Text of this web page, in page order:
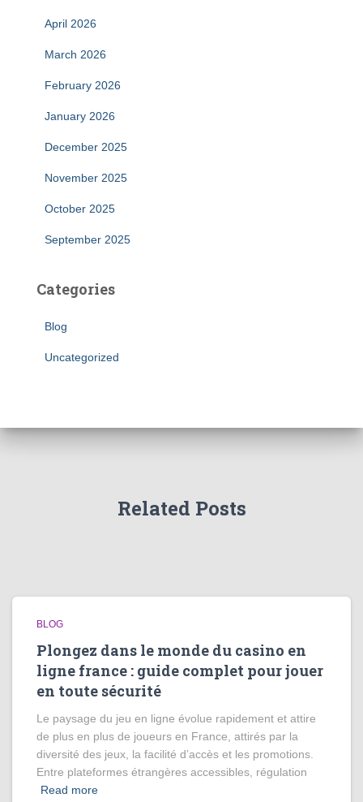
April 2026
March 2026
February 2026
January 2026
December 2025
November 2025
October 2025
September 2025
Categories
Blog
Uncategorized
Related Posts
BLOG
Plongez dans le monde du casino en
ligne france : guide complet pour jouer
en toute sécurité
Le paysage du jeu en ligne évolue rapidement et attire
de plus en plus de joueurs en France, attirés par la
diversité des jeux, la facilité d’accès et les promotions.
Entre plateformes étrangères accessibles, régulation
Read more